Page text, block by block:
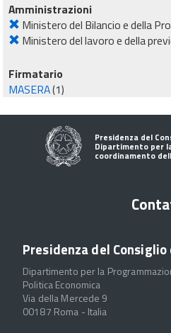
Amministrazioni
Ministero del Bilancio e della
Ministero del lavoro e della
Firmatario
MASERA(1)
Presidenza del
Dipartimento per
coordinamento
Presidenza del
Dipartimento per la
Politica Economica
Via della Mercede 9
00187 Roma - Italia